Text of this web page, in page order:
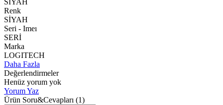
SİYAH
Renk
SİYAH
Seri - Imeı
SERİ
Marka
LOGITECH
Daha Fazla
Değerlendirmeler
Henüz yorum yok
Yorum Yaz
Ürün Soru&Cevapları (1)